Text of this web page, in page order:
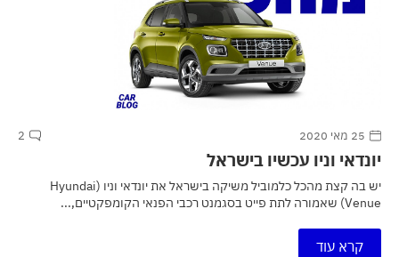
25 מאי 2020 2
יונדאי וניו עכשיו בישראל
יש בה קצת מהכל כלמוביל משיקה בישראל את יונדאי וניו (Hyundai
Venue) שאמורה לתת פייט בסגמנט רכבי הפנאי הקומפקטיים,...
קרא עוד